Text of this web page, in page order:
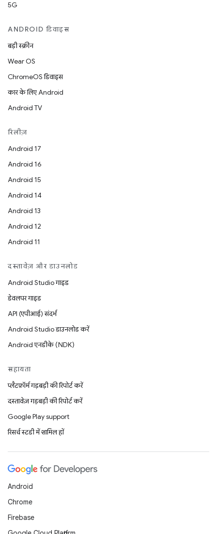
5G
ANDROID डिवाइस
बड़ी स्क्रीन
Wear OS
ChromeOS डिवाइस
कार के लिए Android
Android TV
रिलीज़
Android 17
Android 16
Android 15
Android 14
Android 13
Android 12
Android 11
दस्तावेज़ और डाउनलोड
Android Studio गाइड
डेवलपर गाइड
API (एपीआई) संदर्भ
Android Studio डाउनलोड करें
Android एनडीके (NDK)
सहायता
प्लैटफ़ॉर्म गड़बड़ी की रिपोर्ट करें
दस्तावेज़ गड़बड़ी की रिपोर्ट करें
Google Play support
रिसर्च स्टडी में शामिल हों
Android
Chrome
Firebase